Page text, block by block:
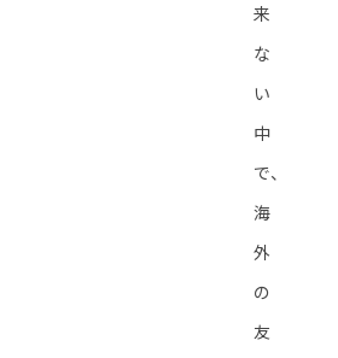
来
な
い
中
で、
海
外
の
友